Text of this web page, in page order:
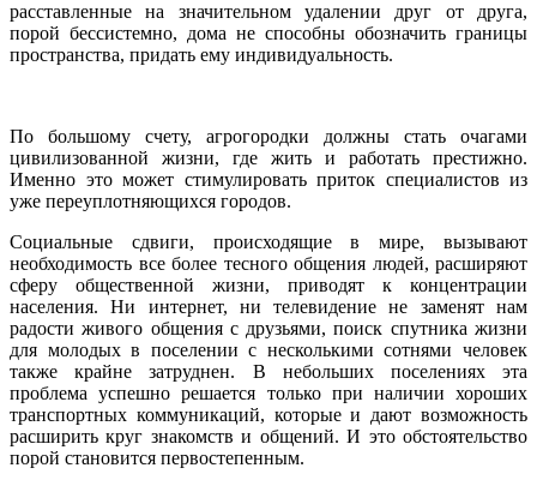
расставленные на значительном удалении друг от друга,
порой бессистемно, дома не способны обозначить границы
пространства, придать ему индивидуальность.
По большому счету, агрогородки должны стать очагами
цивилизованной жизни, где жить и работать престижно.
Именно это может стимулировать приток специалистов из
уже переуплотняющихся городов.
Социальные сдвиги, происходящие в мире, вызывают
необходимость все более тесного общения людей, расширяют
сферу общественной жизни, приводят к концентрации
населения. Ни интернет, ни телевидение не заменят нам
радости живого общения с друзьями, поиск спутника жизни
для молодых в поселении с несколькими сотнями человек
также крайне затруднен. В небольших поселениях эта
проблема успешно решается только при наличии хороших
транспортных коммуникаций, которые и дают возможность
расширить круг знакомств и общений. И это обстоятельство
порой становится первостепенным.